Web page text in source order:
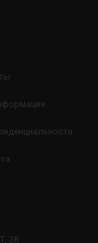
28